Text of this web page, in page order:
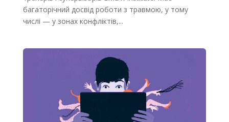
багаторічний досвід роботи з травмою, у тому
числі — у зонах конфліктів,...